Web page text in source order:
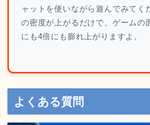
ャットを使いながら遊んでみてく
の密度が上がるだけで、ゲームの
にも4倍にも膨れ上がりますよ。
よくある質問